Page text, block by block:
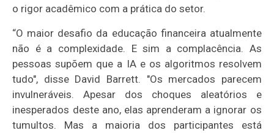
o rigor acadêmico com a prática do setor.
“O maior desafio da educação financeira atualmente
não é a complexidade. E sim a complacência. As
pessoas supõem que a IA e os algoritmos resolvem
tudo", disse David Barrett. "Os mercados parecem
invulneráveis. Apesar dos choques aleatórios e
inesperados deste ano, elas aprenderam a ignorar os
tumultos. Mas a maioria dos participantes está